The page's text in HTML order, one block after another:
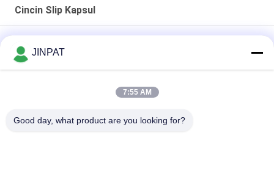
Cincin Slip Kapsul
dengan kontak emas ke emas
emas untuk senjata mekanik dan analis biokimia
Miniatur Slip Ring 6 Circuit Solusi Khusus Tersedia
JINPAT
7:55 AM
Good day, what product are you looking for?